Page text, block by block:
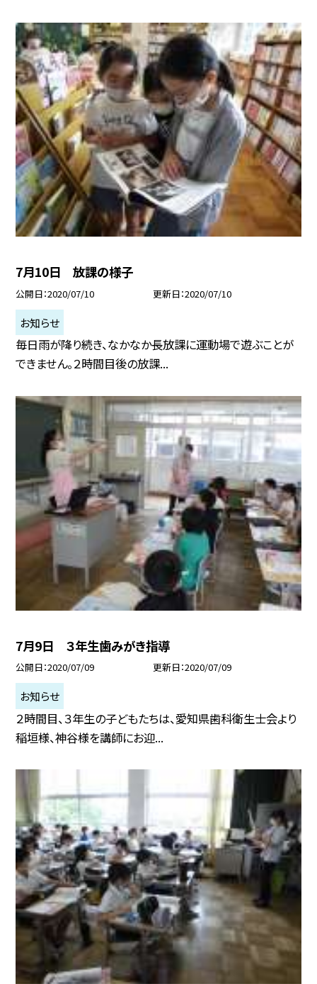
7月10日 放課の様子
公開日 2020/07/10 更新日 2020/07/10
お知らせ
毎日雨が降り続き、なかなか長放課に運動場で遊ぶことが
できません。２時間目後の放課...
7月9日 ３年生歯みがき指導
公開日 2020/07/09 更新日 2020/07/09
お知らせ
２時間目、３年生の子どもたちは、愛知県歯科衛生士会より
稲垣様、神谷様を講師にお迎...